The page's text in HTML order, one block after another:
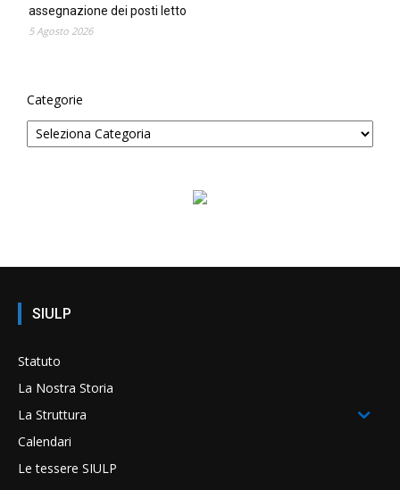
assegnazione dei posti letto
5 Agosto 2026
Categorie
SIULP
Statuto
La Nostra Storia
La Struttura
Calendari
Le tessere SIULP